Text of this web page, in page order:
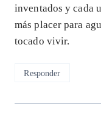
inventados y cada
más placer para
tocado vivir.
Responder